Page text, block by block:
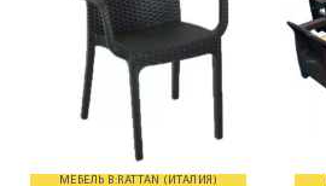
МЕБЕЛЬ B:RATTAN (ИТАЛИЯ)